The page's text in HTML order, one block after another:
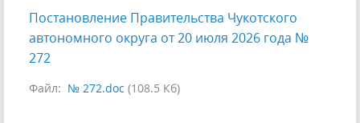
Постановление Правительства Чукотского
автономного округа от 20 июля 2026 года №
272
Файл: № 272.doc (108.5 Кб)